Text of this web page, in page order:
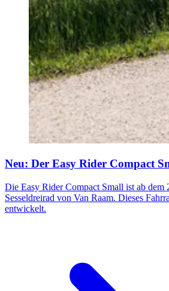
Neu: Der Easy Rider Compact
Die Easy Rider Compact Small ist ab dem
Sesseldreirad von Van Raam. Dieses
entwickelt.